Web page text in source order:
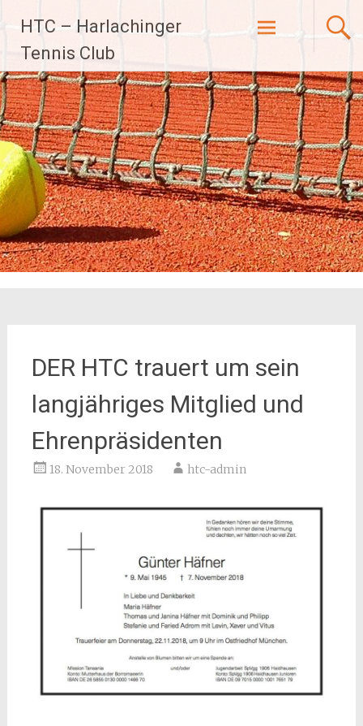
HTC – Harlachinger
Tennis Club
Zum
Inhalt
DER HTC trauert um sein
langjähriges Mitglied und
Ehrenpräsidenten
18. November 2018 htc-admin